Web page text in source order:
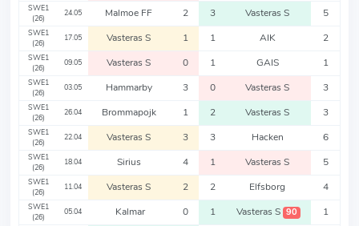
SWE1
(26)
24.05 Malmoe FF 2 3 Vasteras S 5
SWE1
(26)
17.05 Vasteras S 1 1 AIK 2
SWE1
(26)
09.05 Vasteras S 0 1 GAIS 1
SWE1
(26)
03.05 Hammarby 3 0 Vasteras S 3
SWE1
(26)
26.04 Brommapojk 1 2 Vasteras S 3
SWE1
(26)
22.04 Vasteras S 3 3 Hacken 6
SWE1
(26)
18.04 Sirius 4 1 Vasteras S 5
SWE1
(26)
11.04 Vasteras S 2 2 Elfsborg 4
SWE1
(26)
05.04 Kalmar 0 1 Vasteras S 90 1